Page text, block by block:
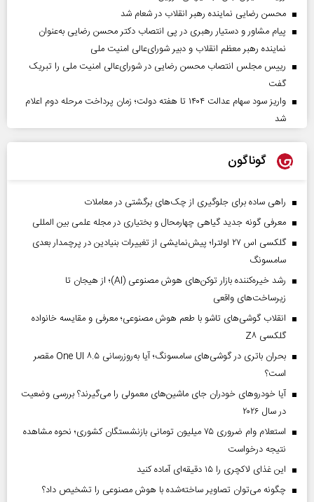
محسن رضایی نماینده رهبر انقلاب در شعام شد
پیام مشاور و دستیار رهبری در پی انتصاب دکتر محسن رضایی به‌عنوان
نماینده رهبر معظم انقلاب و دبیر شورای‌عالی امنیت ملی
رییس مجلس انتصاب محسن رضایی در شورای‌عالی امنیت ملی را تبریک
گفت
واریز سود سهام عدالت ۱۴۰۴ تا هفته دولت؛ زمان پرداخت مرحله دوم اعلام
شد
گوناگون
راهی ساده برای جلوگیری از چک‌های برگشتی در معاملات
معرفی گونه جدید گیاهی چهارمحال و بختیاری در مجله علمی بین المللی
گلکسی اس ۲۷ اولترا؛ پیش‌نمایشی از تغییرات بنیادین در پرچمدار بعدی
سامسونگ
رشد خیره‌کننده بازار توکن‌های هوش مصنوعی (AI)؛ از هیجان تا
زیرساخت‌های واقعی
انقلاب گوشی‌های تاشو‌ با طعم هوش مصنوعی؛ معرفی و مقایسه خانواده
گلکسی Z۸
بحران باتری در گوشی‌های سامسونگ؛ آیا به‌روزرسانی One UI ۸.۵ مقصر
است؟
آیا خودروهای خودران جای ماشین‌های معمولی را می‌گیرند؟ بررسی وضعیت
در سال ۲۰۲۶
استعلام وام ضروری ۷۵ میلیون تومانی بازنشستگان کشوری؛ نحوه مشاهده
نتیجه درخواست
این غذای لاکچری را ۱۵ دقیقه‌ای آماده کنید
چگونه می‌توان تصاویر ساخته‌شده با هوش مصنوعی را تشخیص داد؟